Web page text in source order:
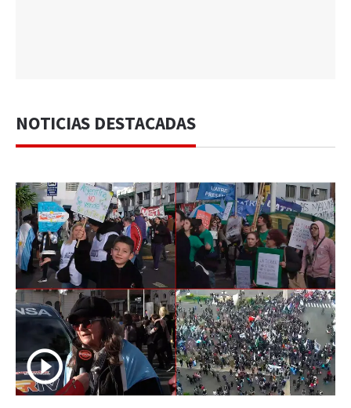
NOTICIAS DESTACADAS